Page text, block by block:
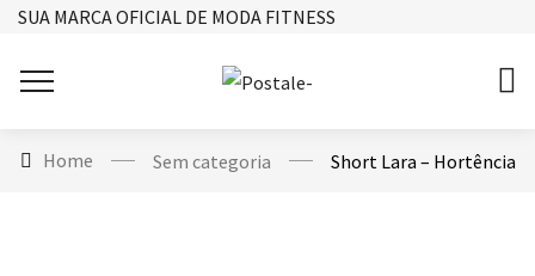
SUA MARCA OFICIAL DE MODA FITNESS
Home Sem categoria Short Lara – Hortência